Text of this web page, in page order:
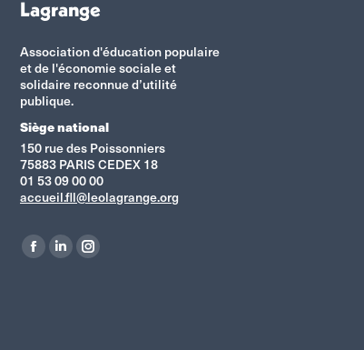
Lagrange
Association d'éducation populaire
et de l'économie sociale et
solidaire reconnue d’utilité
publique.
Siège national
150 rue des Poissonniers
75883 PARIS CEDEX 18
01 53 09 00 00
accueil.fll@leolagrange.org
Retrouvez-nous sur :
La
La
La